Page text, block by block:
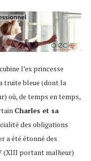
l’ex princesse
truite bleue (dont la
où, de temps en temps,
Charles et sa
des obligations
a été étonné des
(XIII portant malheur)